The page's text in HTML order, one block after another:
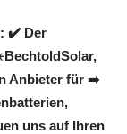
✔️ Der
Anbieter für ➡️
uns auf Ihren